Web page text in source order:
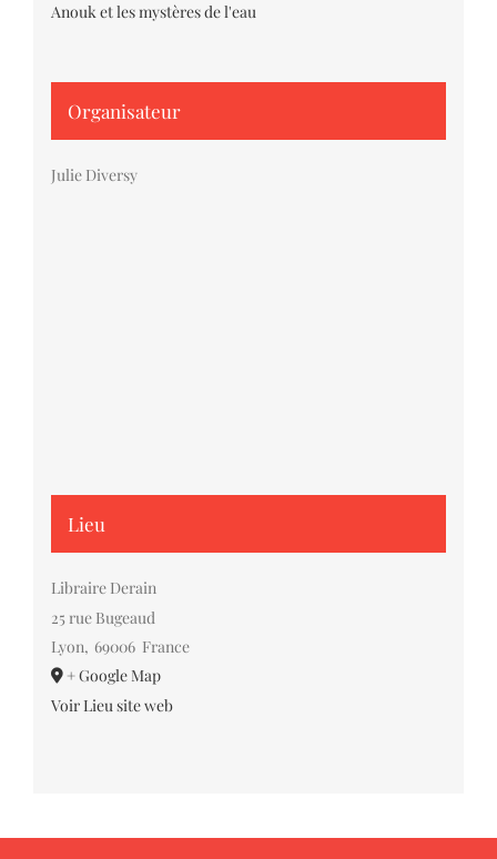
Anouk et les mystères de l'eau
Organisateur
Julie Diversy
Lieu
Libraire Derain
25 rue Bugeaud
Lyon, 69006 France
+ Google Map
Voir Lieu site web